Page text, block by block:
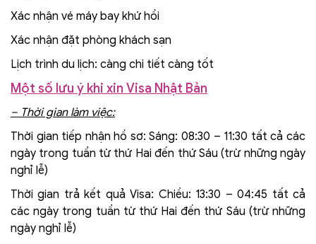
Xác nhận vé máy bay khứ hồi
Xác nhận đặt phòng khách sạn
Lịch trình du lịch: càng chi tiết càng tốt
Một số lưu ý khi xin Visa Nhật Bản
– Thời gian làm việc:
Thời gian tiếp nhận hồ sơ: Sáng: 08:30 – 11:30 tất cả các
ngày trong tuần từ thứ Hai đến thứ Sáu (trừ những ngày
nghỉ lễ)
Thời gian trả kết quả Visa: Chiều: 13:30 – 04:45 tất cả
các ngày trong tuần từ thứ Hai đến thứ Sáu (trừ những
ngày nghỉ lễ)